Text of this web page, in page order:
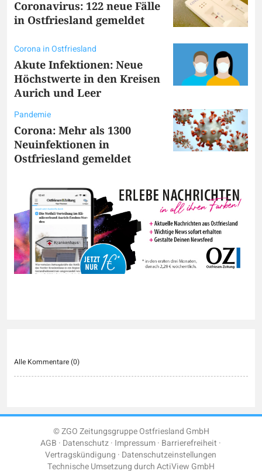
Coronavirus: 122 neue Fälle
in Ostfriesland gemeldet
Corona in Ostfriesland
Akute Infektionen: Neue
Höchstwerte in den Kreisen
Aurich und Leer
Pandemie
Corona: Mehr als 1300
Neuinfektionen in
Ostfriesland gemeldet
Alle Kommentare (0)
© ZGO Zeitungsgruppe Ostfriesland GmbH
AGB Datenschutz Impressum Barrierefreiheit
Vertragskündigung Datenschutzeinstellungen
Technische Umsetzung durchActiView GmbH